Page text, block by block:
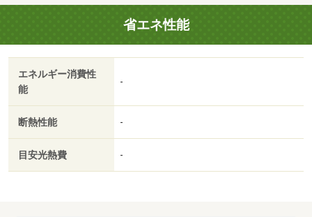
面台／ＴＶインターホン／オートロック／室内洗濯置／シ
ューズボックス／システムキッチン／追焚機能浴室／温水
洗浄便座／エレベーター／駐輪場／宅配ボックス／即入居
可／敷金不要／対面式キッチン／防犯カメラ／ＩＨクッキ
ングヒーター／照明付／保証人不要／バイク置場／２沿線
利用可／ネット使用料不要／２駅利用可／セキュリティ会
ンイレブン（飲食店）まで６６４ｍ／セブン－イレブン金
沢駅西本町３丁目店（コンビニ）まで５４０ｍ／セブンイ
レブン（飲食店）まで６４３ｍ／ローソン金沢若宮町店
省エネ性能
エネルギー消費性
能
-
断熱性能 -
目安光熱費 -